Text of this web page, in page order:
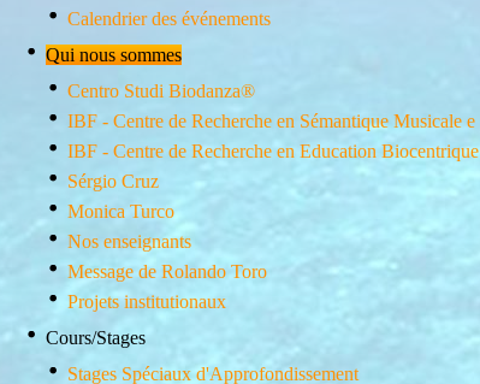
Calendrier des événements
Qui nous sommes
Centro Studi Biodanza®
IBF - Centre de Recherche en Sémantique Musicale e
IBF - Centre de Recherche en Education Biocentrique
Sérgio Cruz
Monica Turco
Nos enseignants
Message de Rolando Toro
Projets institutionaux
Cours/Stages
Stages Spéciaux d'Approfondissement